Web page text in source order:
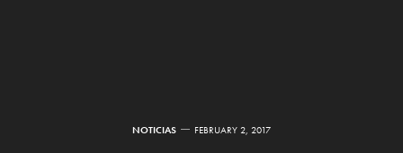
NOTICIAS FEBRUARY 2, 2017